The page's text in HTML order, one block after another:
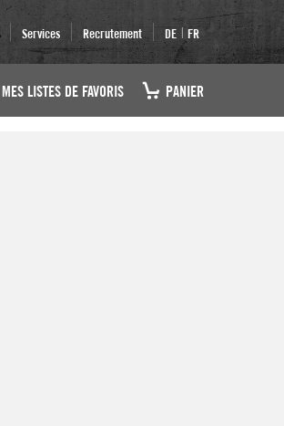
Services Recrutement DE | FR
MES LISTES DE FAVORIS PANIER